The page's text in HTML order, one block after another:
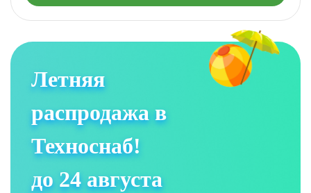
Летняя
распродажа в
Техноснаб!
до 24 августа